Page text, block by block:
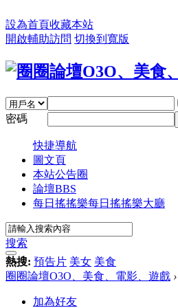
設為首頁收藏本站
開啟輔助訪問 切換到寬版
密碼
快捷導航
圖文頁
本站公告圈
論壇BBS
每日搖搖樂每日搖搖樂大廳
搜索
熱搜: 預告片 美女 美食
圈圈論壇O3O、美食、電影、遊戲 ›
加為好友